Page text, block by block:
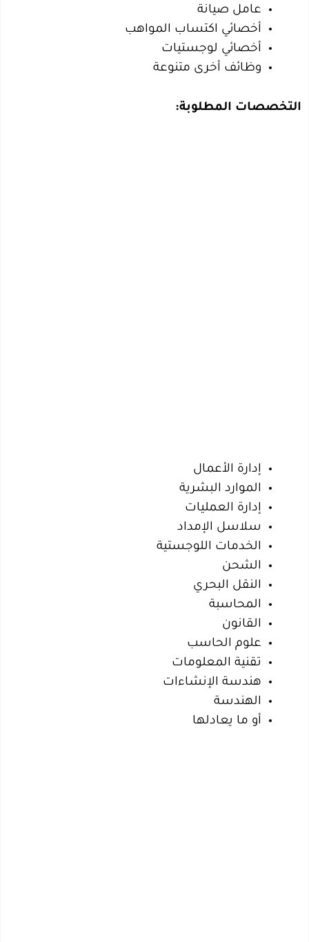
عامل صيانة
أخصائي اكتساب المواهب
أخصائي لوجستيات
وظائف أخرى متنوعة
التخصصات المطلوبة:
إدارة الأعمال
الموارد البشرية
إدارة العمليات
سلاسل الإمداد
الخدمات اللوجستية
الشحن
النقل البحري
المحاسبة
القانون
علوم الحاسب
تقنية المعلومات
هندسة الإنشاءات
الهندسة
أو ما يعادلها